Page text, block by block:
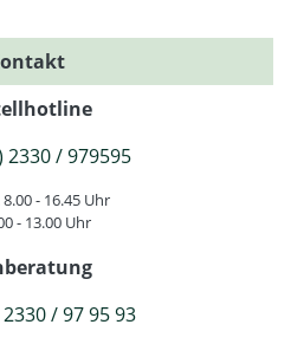
2330 / 979595
- 16.45 Uhr
- 13.00 Uhr
/ 97 95 93